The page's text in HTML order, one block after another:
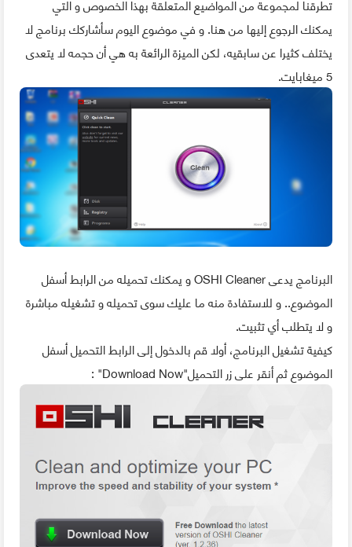
يمكنك الرجوع إليها من هنا. و في موضوع اليوم سأشاركك برنامج لا
يختلف كثيرا عن سابقيه، لكن الميزة الرائعة به هي أن حجمه لا يتعدى
5 ميغابايت.
البرنامج يدعى OSHI Cleaner و يمكنك تحميله من الرابط أسفل
الموضوع.. و للاستفادة منه ما عليك سوى تحميله و تشغيله مباشرة
و لا يتطلب أي تثبيت.
كيفية تشغيل البرنامج، أولا قم بالدخول إلى الرابط التحميل أسفل
الموضوع ثم أنقر على زر التحميل"Download Now" :